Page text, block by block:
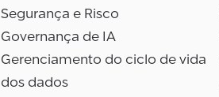
Segurança e Risco
Governança de IA
Gerenciamento do ciclo de vida
dos dados